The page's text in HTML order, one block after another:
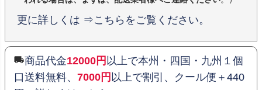
更に詳しくは ⇒こちらをご覧ください。
商品代金12000円 以上で本州・四国・九州１個
口送料無料、 7000円 以上で割引、クール便＋440